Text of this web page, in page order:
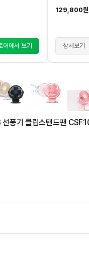
어에서 보기
129,800원
상세보기
풍기 클립스탠드팬